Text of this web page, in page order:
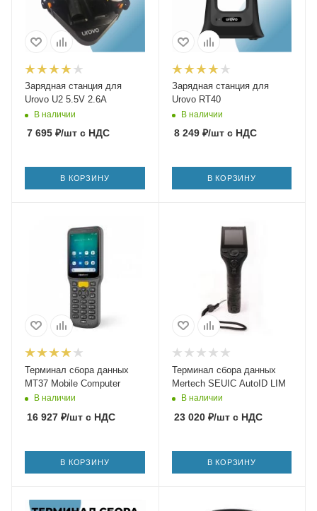
Зарядная станция для
Urovo U2 5.5V 2.6A
В наличии
7 695 ₽/шт с НДС
В КОРЗИНУ
Зарядная станция для
Urovo RT40
В наличии
8 249₽/штс НДС
В КОРЗИНУ
Терминал сбора данных
MT37 Mobile Computer
В наличии
16 927 ₽/шт с НДС
В КОРЗИНУ
Терминал сбора данных
Mertech SEUIC AutoID LIM
В наличии
23 020₽/штс НДС
В КОРЗИНУ